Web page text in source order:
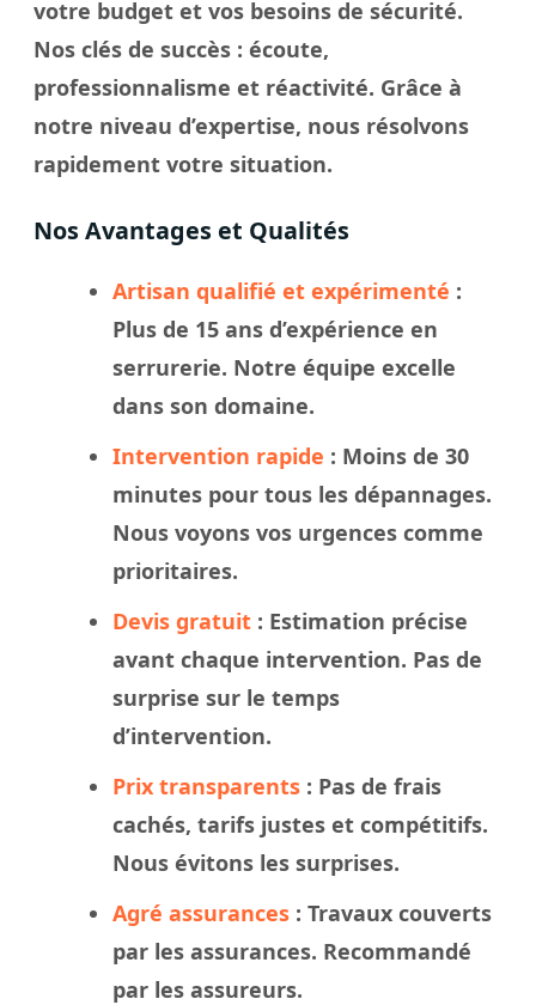
votre budget et vos besoins de sécurité.
Nos clés de succès : écoute,
professionnalisme et réactivité. Grâce à
notre niveau d’expertise, nous résolvons
rapidement votre situation.
Nos Avantages et Qualités
Artisan qualifié et expérimenté :
Plus de 15 ans d’expérience en
serrurerie. Notre équipe excelle
dans son domaine.
Intervention rapide : Moins de 30
minutes pour tous les dépannages.
Nous voyons vos urgences comme
prioritaires.
Devis gratuit : Estimation précise
avant chaque intervention. Pas de
surprise sur le temps
d’intervention.
Prix transparents : Pas de frais
cachés, tarifs justes et compétitifs.
Nous évitons les surprises.
Agré assurances : Travaux couverts
par les assurances. Recommandé
par les assureurs.